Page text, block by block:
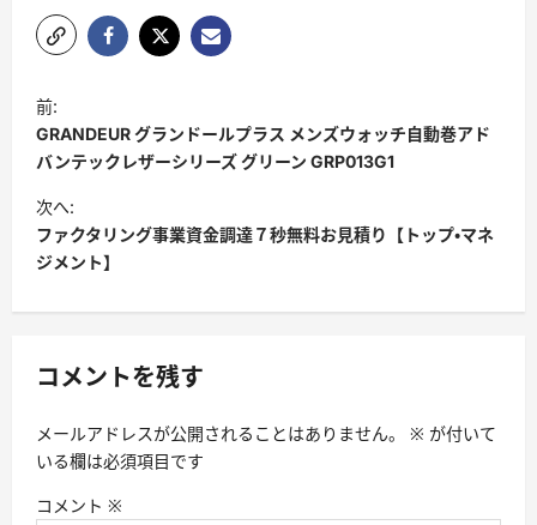
ポ
ス
ト
ナ
ビ
ゲ
ー
ョ
ン
前:
GRANDEUR グランドールプラス メンズウォッチ自動巻アド
バンテックレザーシリーズ グリーン GRP013G1
次へ:
ファクタリング事業資金調達７秒無料お見積り【トップ・マネ
ジメント】
コメントを残す
メールアドレスが公開されることはありません。 ※ が付いて
いる欄は必須項目です
コメント ※